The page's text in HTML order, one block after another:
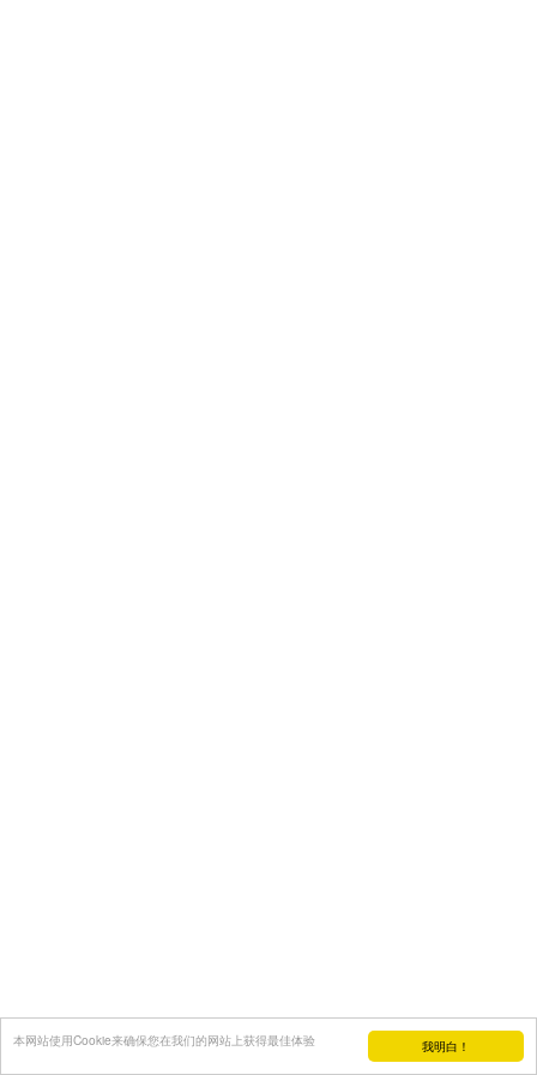
我明白！
本网站使用Cookie来确保您在我们的网站上获得最佳体验